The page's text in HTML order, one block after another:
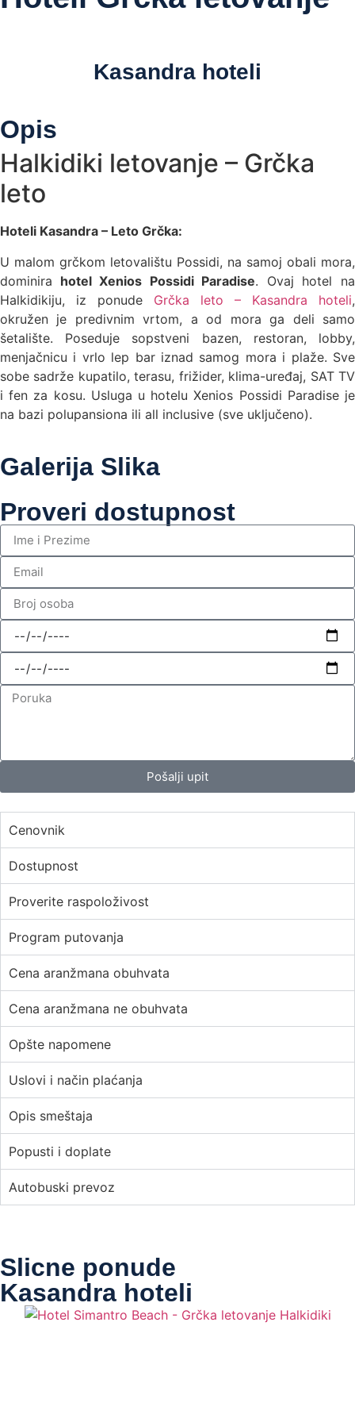
Kasandra hoteli
Opis
Halkidiki letovanje – Grčka
leto
Hoteli Kasandra – Leto Grčka:
U malom grčkom letovalištu Possidi, na samoj obali mora,
dominira hotel Xenios Possidi Paradise. Ovaj hotel na
Halkidikiju, iz ponude Grčka leto – Kasandra hoteli,
okružen je predivnim vrtom, a od mora ga deli samo
šetalište. Poseduje sopstveni bazen, restoran, lobby,
menjačnicu i vrlo lep bar iznad samog mora i plaže. Sve
sobe sadrže kupatilo, terasu, frižider, klima-uređaj, SAT TV
i fen za kosu. Usluga u hotelu Xenios Possidi Paradise je
na bazi polupansiona ili all inclusive (sve uključeno).
Galerija Slika
Proveri dostupnost
Pošalji upit
Cenovnik
Dostupnost
Proverite raspoloživost
Program putovanja
Cena aranžmana obuhvata
Cena aranžmana ne obuhvata
Opšte napomene
Uslovi i način plaćanja
Opis smeštaja
Popusti i doplate
Autobuski prevoz
Slicne ponude
Kasandra hoteli